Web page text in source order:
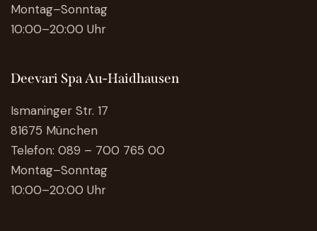
Montag–Sonntag
10:00–20:00 Uhr
Deevari Spa Au-Haidhausen
Ismaninger Str. 17
81675 München
Telefon: 089 – 700 765 00
Montag–Sonntag
10:00–20:00 Uhr